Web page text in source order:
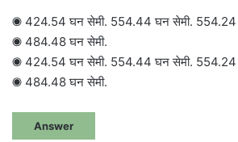
◉ 424.54 घन सेमी. 554.44 घन सेमी. 554.24
◉ 484.48 घन सेमी.
◉ 424.54 घन सेमी. 554.44 घन सेमी. 554.24
◉ 484.48 घन सेमी.
Answer